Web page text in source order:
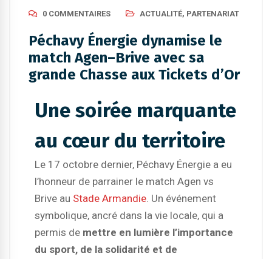
0 COMMENTAIRES
ACTUALITÉ, PARTENARIAT
Péchavy Énergie dynamise le
match Agen–Brive avec sa
grande Chasse aux Tickets d’Or
Une soirée marquante
au cœur du territoire
Le 17 octobre dernier, Péchavy Énergie a eu
l’honneur de parrainer le match Agen vs
Brive au Stade Armandie . Un événement
symbolique, ancré dans la vie locale, qui a
permis de mettre en lumière l’importance
du sport, de la solidarité et de